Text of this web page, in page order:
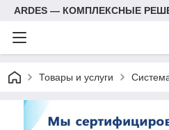
ARDES — КОМПЛЕКСНЫЕ
Товары и услуги